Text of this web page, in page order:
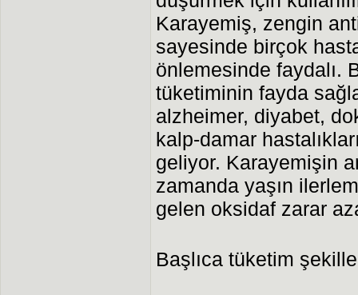
Karayemiş, zengin
sayesinde birçok
önlemesinde faydalı.
tüketiminin fayda
alzheimer, diyabet,
kalp-damar
geliyor. Karayemişin
zamanda yaşın
gelen oksidaf zarar
Başlıca tüketim